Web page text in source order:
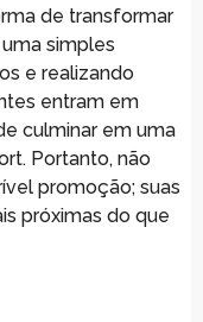
de transformar
simples
e realizando
entram em
culminar em uma
Portanto, não
promoção; suas
próximas do que